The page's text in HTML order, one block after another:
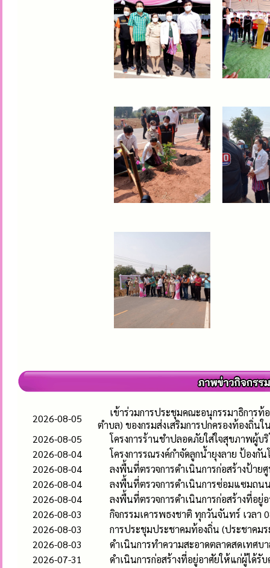
2026-08-05
เข้าร่วมการประชุมคณะอนุกรรมาธิการ
ตำบล) ของกรมส่งเสริมการปกครองท้องถิ่นใ
2026-08-05
โครงการร้านชำปลอดภัยใส่ใจสุขภาพผู้บ
2026-08-04
โครงการรณรงค์กำจัดลูกน้ำยุงลาย ป้อง
2026-08-04
ลงพื้นที่ตรวจการดำเนินการก่อสร้างป้า
2026-08-04
ลงพื้นที่ตรวจการดำเนินการซ่อมแซมถน
2026-08-04
ลงพื้นที่ตรวจการดำเนินการก่อสร้างที่อ
2026-08-03
กิจกรรมเคารพธงชาติ ทุกวันจันทร์ เวลา
2026-08-03
การประชุมประชาคมท้องถิ่น (ประชาคม
2026-08-03
ดำเนินการทำความสะอาดตลาดสดเทศ
2026-07-31
ดำเนินการก่อสร้างที่อยู่อาศัยให้แก่ผู้ได้